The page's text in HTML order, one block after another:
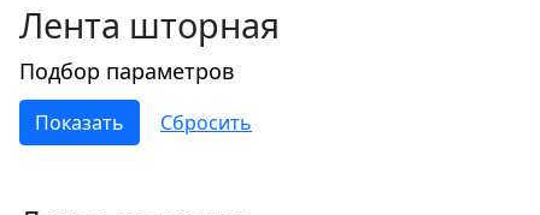
Лента шторная
Подбор параметров